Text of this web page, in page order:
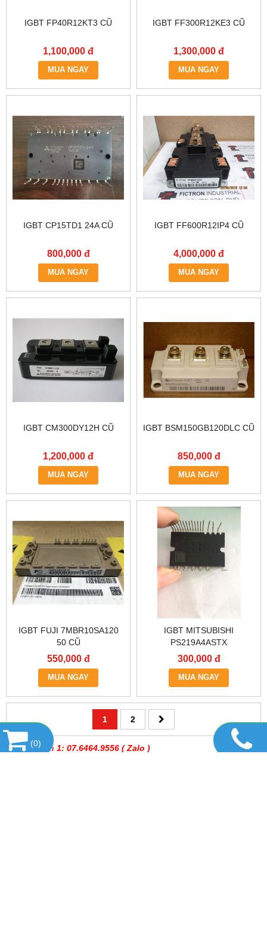
Kinh Doanh 1: 07.6464.9556 ( Zalo )
IGBT FP40R12KT3 CŨ
1,100,000 đ
MUA NGAY
IGBT FF300R12KE3 CŨ
1,300,000 đ
MUA NGAY
IGBT CP15TD1 24A CŨ
800,000 đ
MUA NGAY
IGBT FF600R12IP4 CŨ
4,000,000 đ
MUA NGAY
IGBT CM300DY12H CŨ
1,200,000 đ
MUA NGAY
IGBT BSM150GB120DLC CŨ
850,000 đ
MUA NGAY
IGBT FUJI 7MBR10SA120
50 CŨ
550,000 đ
MUA NGAY
IGBT MITSUBISHI
PS219A4ASTX
300,000 đ
MUA NGAY
1 2
(0)